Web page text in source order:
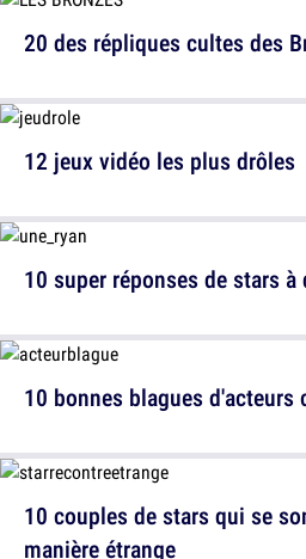
12 jeux vidéo les plus drôles
10 bonnes blagues d'acteurs
20 des répliques cultes des
10 super réponses de stars
10 couples de stars qui se
manière étrange